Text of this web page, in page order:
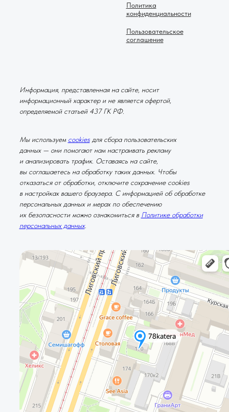
Пользовательское
соглашение
Политика
конфиденциальности
Мы используем cookiesдля сбора пользовательских
данных — они помогают нам настраивать рекламу
и анализировать трафик. Оставаясь на сайте,
вы соглашаетесь на обработку таких данных. Чтобы
отказаться от обработки, отключите сохранение cookies
в настройках вашего браузера. С информацией об обработке
персональных данных и мерах по обеспечению
их безопасности можно ознакомиться в Политике обработки
персональных данных.
Информация, представленная на сайте, носит
информационный характер и не является офертой,
определяемой статьей 437 ГК РФ.